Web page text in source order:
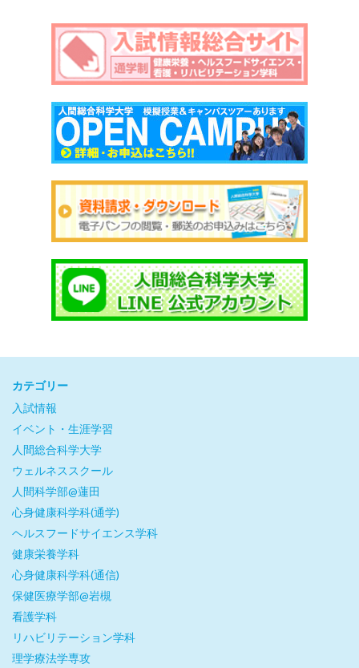
カテゴリー
入試情報
イベント・生涯学習
人間総合科学大学
ウェルネススクール
人間科学部@蓮田
心身健康科学科(通学)
ヘルスフードサイエンス学科
健康栄養学科
心身健康科学科(通信)
保健医療学部@岩槻
看護学科
リハビリテーション学科
理学療法学専攻